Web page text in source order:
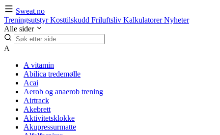
Sweat.no
TreningsutstyrKosttilskudd Friluftsliv KalkulatorerNyheter
Alle sider
A
A vitamin
Abilica tredemølle
Acai
Aerob og anaerob trening
Airtrack
Akebrett
Aktivitetsklokke
Akupressurmatte